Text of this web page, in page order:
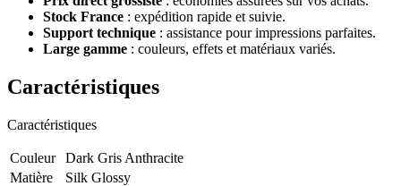
Stock France : expédition rapide et suivie.
Support technique : assistance pour impressions parfaites.
Large gamme : couleurs, effets et matériaux variés.
Caractéristiques
Caractéristiques
Couleur
Dark Gris Anthracite
Matière
Silk Glossy